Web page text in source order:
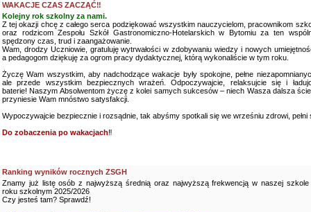
WAKACJE CZAS ZACZĄĆ‼️
Kolejny rok szkolny za nami.
Z tej okazji chcę z całego serca podziękować wszystkim nauczycielom, pracownikom
oraz rodzicom Zespołu Szkół Gastronomiczno-Hotelarskich w Bytomiu za ten
spędzony czas, trud i zaangażowanie.
Wam, drodzy Uczniowie, gratuluję wytrwałości w zdobywaniu wiedzy i nowych
a pedagogom dziękuję za ogrom pracy dydaktycznej, którą wykonaliście w tym roku.
Życzę Wam wszystkim, aby nadchodzące wakacje były spokojne, pełne
ale przede wszystkim bezpiecznych wrażeń. Odpoczywajcie, relaksujcie się i
baterie! Naszym Absolwentom życzę z kolei samych sukcesów – niech Wasza dalsza
przyniesie Wam mnóstwo satysfakcji.
Wypoczywajcie bezpiecznie i rozsądnie, tak abyśmy spotkali się we wrześniu zdrowi, pełni
Do zobaczenia po wakacjach‼️
Ranking wyników rocznych ZSGH
Znamy już listę osób z najwyższą średnią oraz najwyższą frekwencją w naszej szkole
roku szkolnym 2025/2026
Czy jesteś tam? Sprawdź!